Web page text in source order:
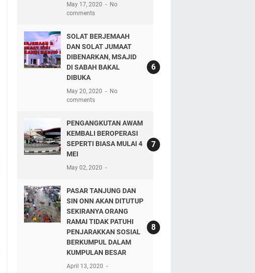
May 17, 2020
No
comments
SOLAT BERJEMAAH
DAN SOLAT JUMAAT
DIBENARKAN, MSAJID
DI SABAH BAKAL
DIBUKA
May 20, 2020
No
comments
PENGANGKUTAN AWAM
KEMBALI BEROPERASI
SEPERTI BIASA MULAI 4
MEI
May 02, 2020
PASAR TANJUNG DAN
SIN ONN AKAN DITUTUP
SEKIRANYA ORANG
RAMAI TIDAK PATUHI
PENJARAKKAN SOSIAL
BERKUMPUL DALAM
KUMPULAN BESAR
April 13, 2020